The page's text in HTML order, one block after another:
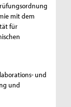
mit dem
für
und
und